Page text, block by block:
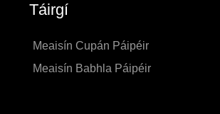
Táirgí
Meaisín Cupán Páipéir
Meaisín Babhla Páipéir